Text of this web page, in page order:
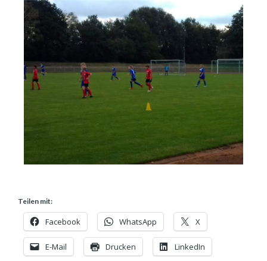
Teilen mit:
Facebook WhatsApp X
E-Mail Drucken LinkedIn